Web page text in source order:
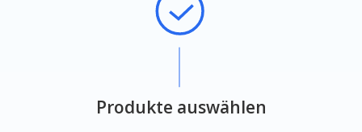
Produkte auswählen